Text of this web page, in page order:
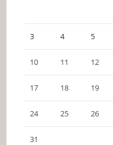
3 4 5
10 11 12
17 18 19
24 25 26
31